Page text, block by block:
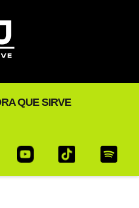
QUE SIRVE